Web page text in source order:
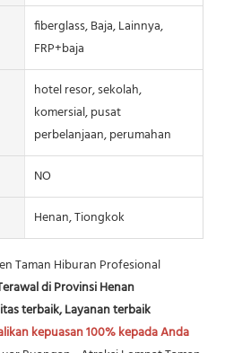
fiberglass, Baja, Lainnya,
FRP+baja
hotel resor, sekolah,
komersial, pusat
perbelanjaan, perumahan
NO
Henan, Tiongkok
Taman Hiburan Profesional
di Provinsi Henan
terbaik, Layanan terbaik
kepuasan 100% kepada Anda